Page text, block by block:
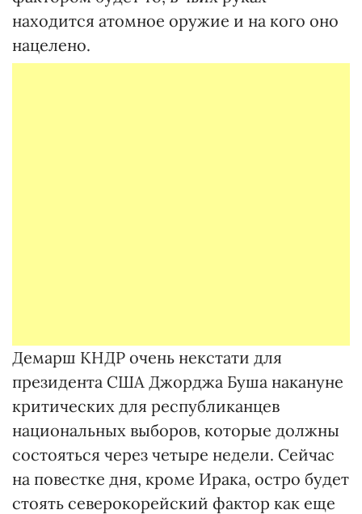
находится атомное оружие и на кого оно
нацелено.
Демарш КНДР очень некстати для
президента США Джорджа Буша накануне
критических для республиканцев
национальных выборов, которые должны
состояться через четыре недели. Сейчас
на повестке дня, кроме Ирака, остро будет
стоять северокорейский фактор как еще